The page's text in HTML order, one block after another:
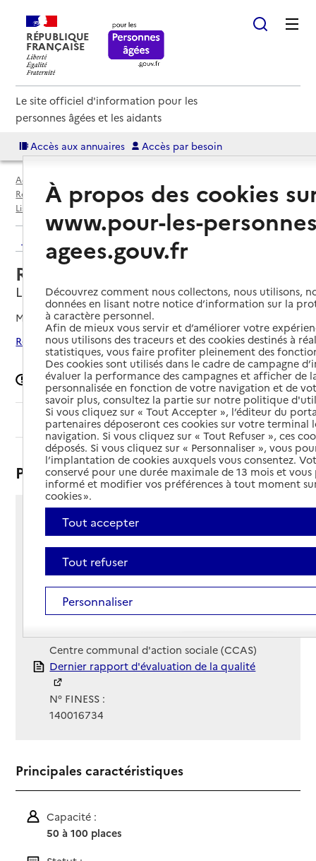
RÉPUBLIQUE
FRANÇAISE
Le site officiel d'information pour les
personnes âgées et les aidants
Accès aux annuaires Accès par besoin
Accueil
Résidences autonomie par département
Calvados (14)
Lisieux
Résidence autonomie Les Tilleuls
Retour aux résultats de l'annuaire
Résidence autonomie Les Tilleuls
Lisieux, CALVADOS
Mis à jour le19/03/2026
Rechercher les établissements autour de Lisieux
Signaler une erreur
Sommaire
Présentation
74 boulevard Sainte-Anne
14100 - Lisieux
Téléphone :
02 31 48 62 70
Contact
Contact
Site Internet
Site internet
Gestionnaire :
Centre communal d'action sociale (CCAS)
Rapport HAS
Dernier rapport d'évaluation de la qualité
N° FINESS :
140016734
Principales caractéristiques
Capacité :
50 à 100 places
À propos des cookies
www.pour-les-
agees.gouv.fr
Découvrez comment nous collectons, nous utilisons,
données en lisant notre notice d’information sur la
à caractère personnel.
Afin de mieux vous servir et d’améliorer votre
nous utilisons des traceurs et des cookies destinés à
statistiques, vous faire profiter pleinement des
Des cookies sont utilisés dans le cadre de campagne
évaluer la performance des campagnes et afficher de
personnalisée en fonction de votre navigation et de
savoir plus, consultez la partie sur notre politique
Si vous cliquez sur « Tout Accepter », l’éditeur du
partenaires déposeront ces cookies sur votre terminal
navigation. Si vous cliquez sur « Tout Refuser », ces
déposés. Si vous cliquez sur « Personnaliser », vous
l’implantation de cookies auxquels vous consentez.
conservé pour une durée maximale de 13 mois et
informé et modifier vos préférences à tout moment
cookies ».
Tout accepter
Tout refuser
Personnaliser